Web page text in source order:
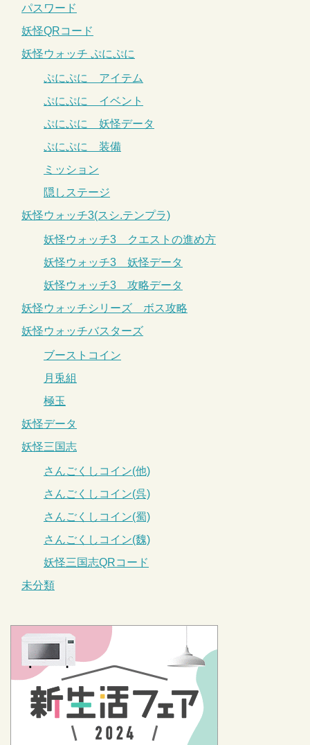
パスワード
妖怪QRコード
妖怪ウォッチ ぷにぷに
ぷにぷに アイテム
ぷにぷに イベント
ぷにぷに 妖怪データ
ぷにぷに 装備
ミッション
隠しステージ
妖怪ウォッチ3(スシ.テンプラ)
妖怪ウォッチ3 クエストの進め方
妖怪ウォッチ3 妖怪データ
妖怪ウォッチ3 攻略データ
妖怪ウォッチシリーズ ボス攻略
妖怪ウォッチバスターズ
ブーストコイン
月兎組
極玉
妖怪データ
妖怪三国志
さんごくしコイン(他)
さんごくしコイン(呉)
さんごくしコイン(蜀)
さんごくしコイン(魏)
妖怪三国志QRコード
未分類